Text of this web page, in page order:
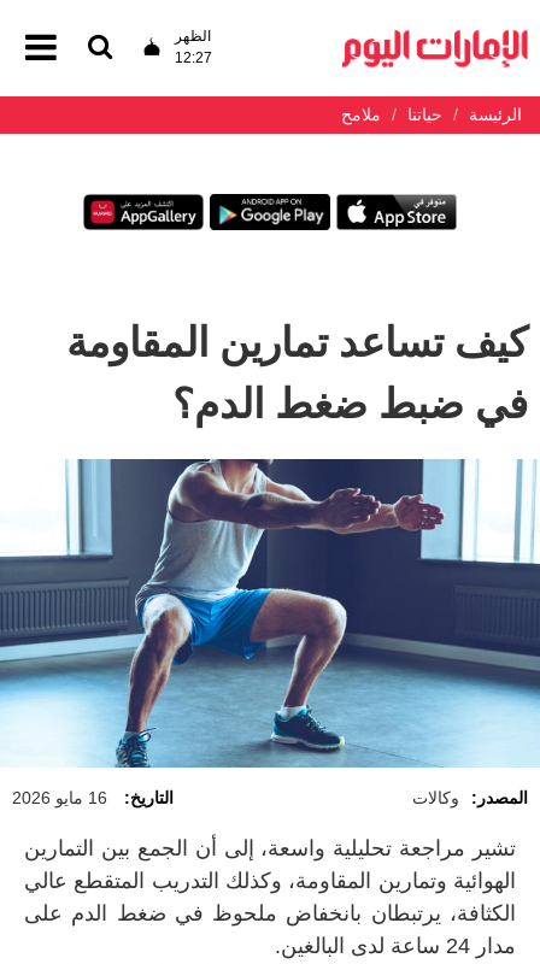
الظهر
12:27
الرئيسة حياتنا ملامح
كيف تساعد تمارين المقاومة
في ضبط ضغط الدم؟
المصدر: وكالات التاريخ: 16 مايو 2026
تشير مراجعة تحليلية واسعة، إلى أن الجمع بين التمارين
الهوائية وتمارين المقاومة، وكذلك التدريب المتقطع عالي
الكثافة، يرتبطان بانخفاض ملحوظ في ضغط الدم على
مدار 24 ساعة لدى البالغين.